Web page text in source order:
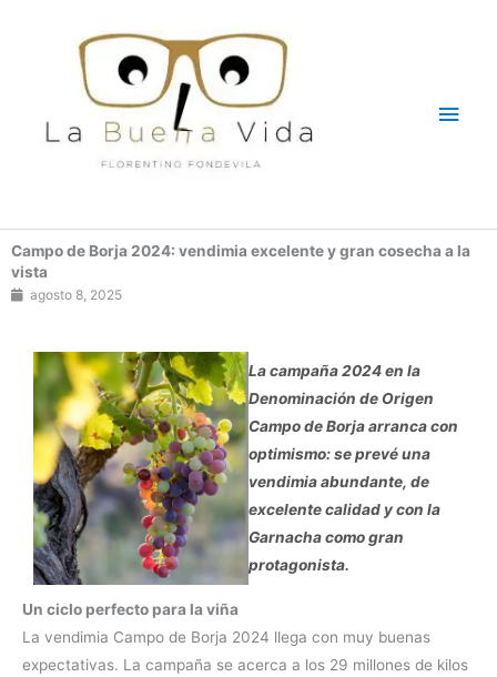
Campo de Borja 2024: vendimia excelente y gran cosecha a la
vista
agosto 8, 2025
La campaña 2024 en la
Denominación de Origen
Campo de Borja arranca con
optimismo: se prevé una
vendimia abundante, de
excelente calidad y con la
Garnacha como gran
protagonista.
Un ciclo perfecto para la viña
La vendimia Campo de Borja 2024 llega con muy buenas
expectativas. La campaña se acerca a los 29 millones de kilos